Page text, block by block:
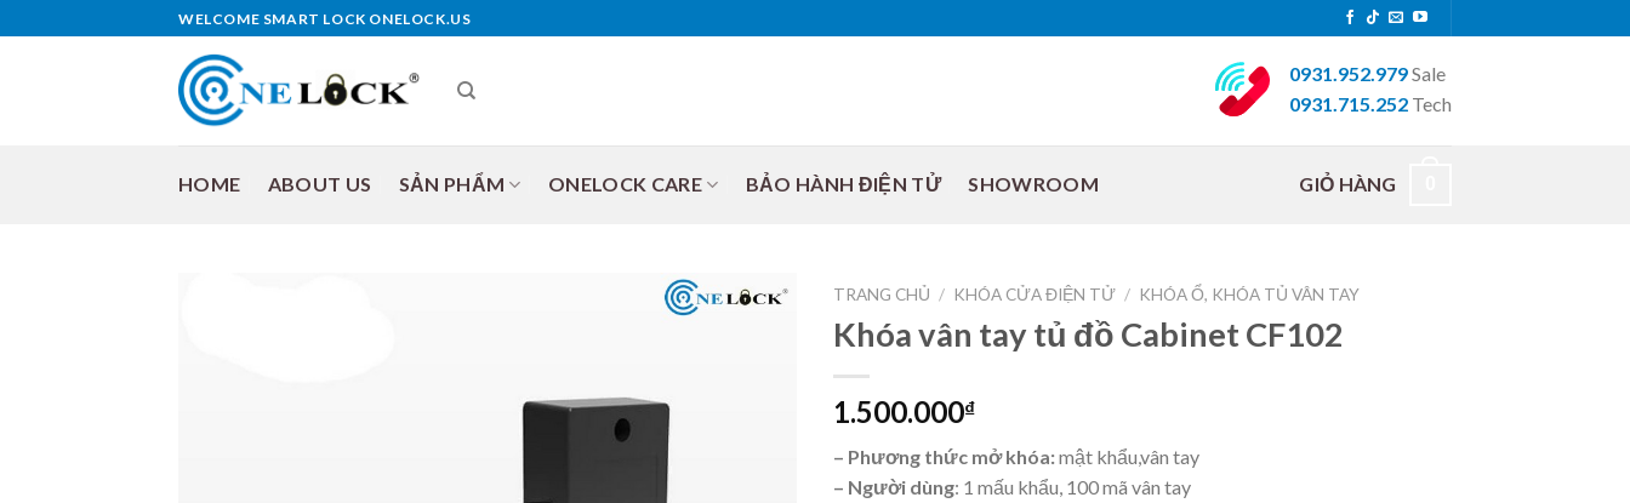
to
WELCOME SMART LOCK ONELOCK.US
0931.952.979Sale
0931.715.252 Tech
HOME ABOUT US SẢN PHẨM ONELOCK CARE BẢO HÀNH ĐIỆN TỬ SHOWROOM GIỎ HÀNG
TRANG CHỦ / KHÓA CỬA ĐIỆN TỬ / KHÓA Ổ, KHÓA TỦ VÂN TAY
Khóa vân tay tủ đồ Cabinet CF102
1.500.000₫
– Phương thức mở khóa:mật khẩu,vân tay
– Người dùng: 1 mấu khẩu, 100 mã vân tay